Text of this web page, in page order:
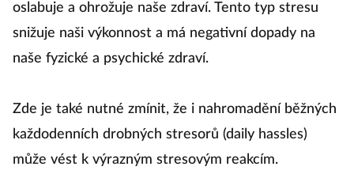
oslabuje a ohrožuje naše zdraví. Tento typ stresu
snižuje naši výkonnost a má negativní dopady na
naše fyzické a psychické zdraví.
Zde je také nutné zmínit, že i nahromadění běžných
každodenních drobných stresorů (daily hassles)
může vést k výrazným stresovým reakcím.